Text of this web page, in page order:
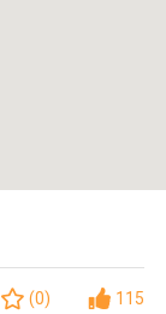
(0)
115